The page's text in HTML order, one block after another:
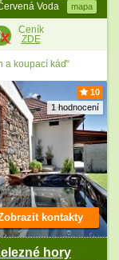
Voda mapa
Ceník
ZDE
a koupací káď“
10
1 hodnocení
hory
kontakty